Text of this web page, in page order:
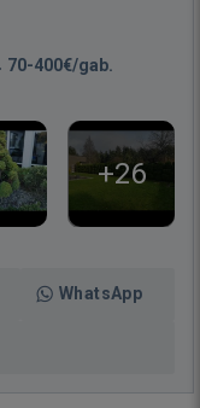
70-400€/gab.
+26
WhatsApp